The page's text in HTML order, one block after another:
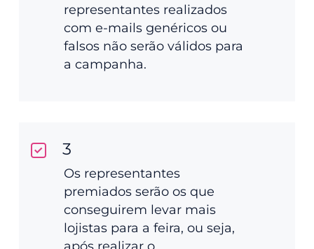
representantes realizados
com e-mails genéricos ou
falsos não serão válidos para
a campanha.
3
Os representantes
premiados serão os que
conseguirem levar mais
lojistas para a feira, ou seja,